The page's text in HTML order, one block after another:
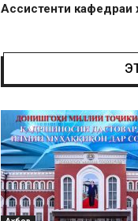
Ассистенти кафедраи